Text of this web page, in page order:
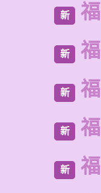
新
新
新
新
新